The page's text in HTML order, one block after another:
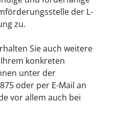
der L-
zu.
Sie auch weitere
konkreten
unter der
oder per E-Mail an
vor allem auch bei